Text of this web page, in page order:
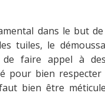
dans le but
tuiles, le
faire appel à
pour bien respecter
bien être